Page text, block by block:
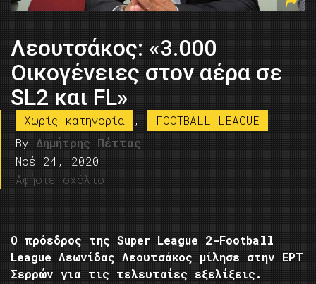
Λεουτσάκος: «3.000
Οικογένειες στον αέρα σε
SL2 και FL»
Χωρίς κατηγορία ,
FOOTBALL LEAGUE
By Δημήτρης Πέττας
Νοέ 24, 2020
Αφήστε σχόλιο
Ο πρόεδρος της Super League 2-Football
League Λεωνίδας Λεουτσάκος μίλησε στην ΕΡΤ
Σερρών για τις τελευταίες εξελίξεις.